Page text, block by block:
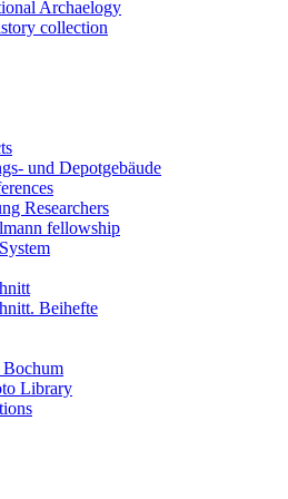
Archaelogy
collection
und Depotgebäude
Researchers
fellowship
Beihefte
Library